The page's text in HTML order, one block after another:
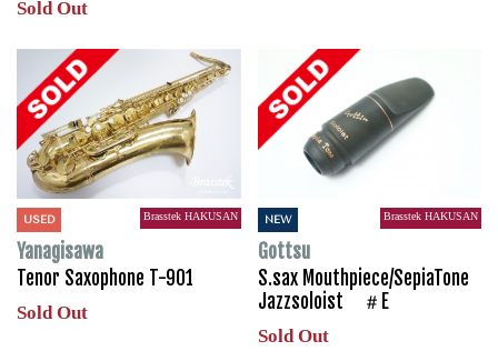
Sold Out
USED Brasstek HAKUSAN
Yanagisawa
Tenor Saxophone T-901
Sold Out
NEW Brasstek HAKUSAN
Gottsu
S.sax Mouthpiece/SepiaTone
Jazzsoloist ＃E
Sold Out